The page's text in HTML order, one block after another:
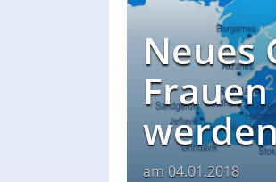
Neues
am 04.01.2018